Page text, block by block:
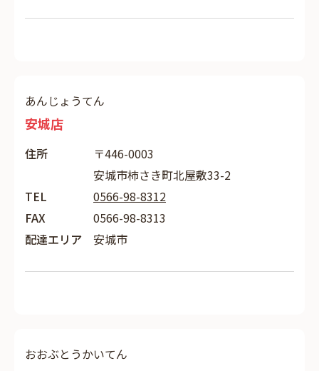
あんじょうてん
安城店
住所
〒446-0003
安城市柿さき町北屋敷33-2
TEL
0566-98-8312
FAX
0566-98-8313
配達エリア
安城市
おおぶとうかいてん